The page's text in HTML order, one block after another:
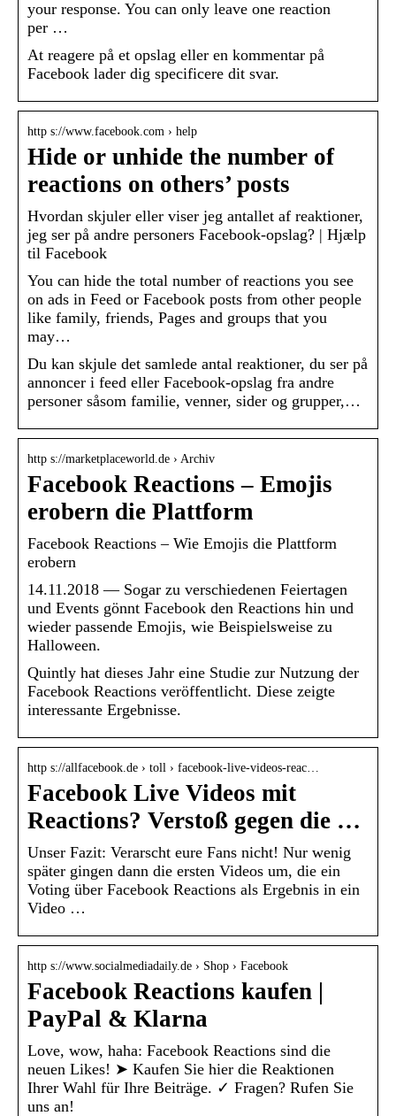
your response. You can only leave one reaction
per …
At reagere på et opslag eller en kommentar på
Facebook lader dig specificere dit svar.
http s://www.facebook.com › help
Hide or unhide the number of
reactions on others’ posts
Hvordan skjuler eller viser jeg antallet af reaktioner,
jeg ser på andre personers Facebook-opslag? | Hjælp
til Facebook
You can hide the total number of reactions you see
on ads in Feed or Facebook posts from other people
like family, friends, Pages and groups that you
may…
Du kan skjule det samlede antal reaktioner, du ser på
annoncer i feed eller Facebook-opslag fra andre
personer såsom familie, venner, sider og grupper,…
http s://marketplaceworld.de › Archiv
Facebook Reactions – Emojis
erobern die Plattform
Facebook Reactions – Wie Emojis die Plattform
erobern
14.11.2018 — Sogar zu verschiedenen Feiertagen
und Events gönnt Facebook den Reactions hin und
wieder passende Emojis, wie Beispielsweise zu
Halloween.
Quintly hat dieses Jahr eine Studie zur Nutzung der
Facebook Reactions veröffentlicht. Diese zeigte
interessante Ergebnisse.
http s://allfacebook.de › toll › facebook-live-videos-reac…
Facebook Live Videos mit
Reactions? Verstoß gegen die …
Unser Fazit: Verarscht eure Fans nicht! Nur wenig
später gingen dann die ersten Videos um, die ein
Voting über Facebook Reactions als Ergebnis in ein
Video …
http s://www.socialmediadaily.de › Shop › Facebook
Facebook Reactions kaufen |
PayPal & Klarna
Love, wow, haha: Facebook Reactions sind die
neuen Likes! ➤ Kaufen Sie hier die Reaktionen
Ihrer Wahl für Ihre Beiträge. ✓ Fragen? Rufen Sie
uns an!